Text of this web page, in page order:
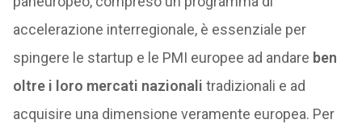
accelerazione interregionale, è essenziale per
spingere le startup e le PMI europee ad andare ben
oltre i loro mercati nazionali tradizionali e ad
acquisire una dimensione veramente europea. Per